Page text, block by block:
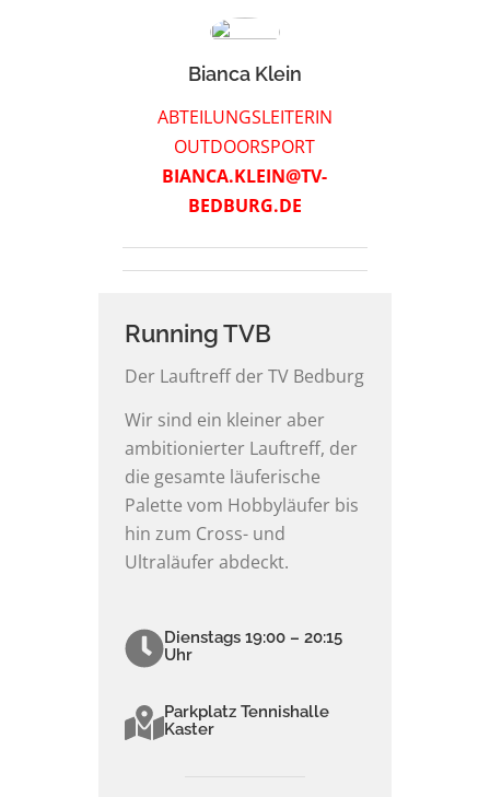
Bianca Klein
ABTEILUNGSLEITERIN
OUTDOORSPORT
BIANCA.KLEIN@TV-
BEDBURG.DE
Running TVB
Der Lauftreff der TV Bedburg
Wir sind ein kleiner aber
ambitionierter Lauftreff, der
die gesamte läuferische
Palette vom Hobbyläufer bis
hin zum Cross- und
Ultraläufer abdeckt.
Dienstags 19:00 – 20:15
Uhr
Parkplatz Tennishalle
Kaster